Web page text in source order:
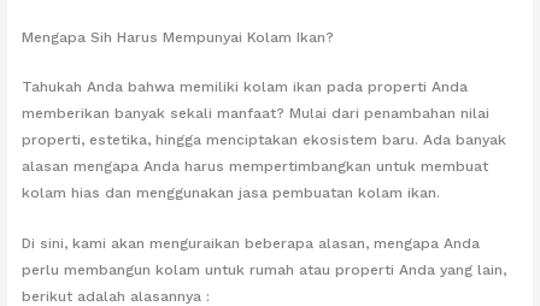
Mengapa Sih Harus Mempunyai Kolam Ikan?
Tahukah Anda bahwa memiliki kolam ikan pada properti Anda
memberikan banyak sekali manfaat? Mulai dari penambahan nilai
properti, estetika, hingga menciptakan ekosistem baru. Ada banyak
alasan mengapa Anda harus mempertimbangkan untuk membuat
kolam hias dan menggunakan jasa pembuatan kolam ikan.
Di sini, kami akan menguraikan beberapa alasan, mengapa Anda
perlu membangun kolam untuk rumah atau properti Anda yang lain,
berikut adalah alasannya :